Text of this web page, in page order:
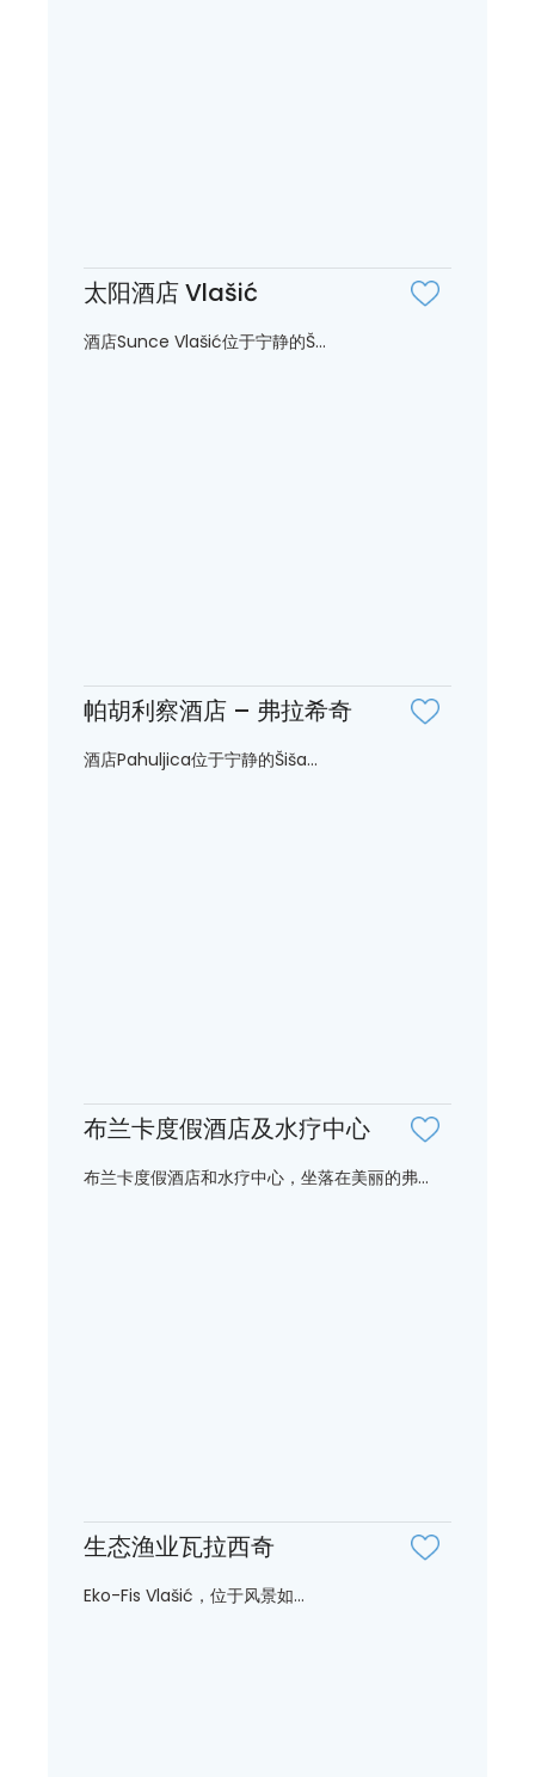
太阳酒店 Vlašić
酒店Sunce Vlašić位于宁静的Š...
帕胡利察酒店 – 弗拉希奇
酒店Pahuljica位于宁静的Šiša...
布兰卡度假酒店及水疗中心
布兰卡度假酒店和水疗中心，坐落在美丽的弗...
生态渔业瓦拉西奇
Eko-Fis Vlašić，位于风景如...